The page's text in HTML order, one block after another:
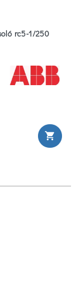
rc5-1/250
shopping_cart